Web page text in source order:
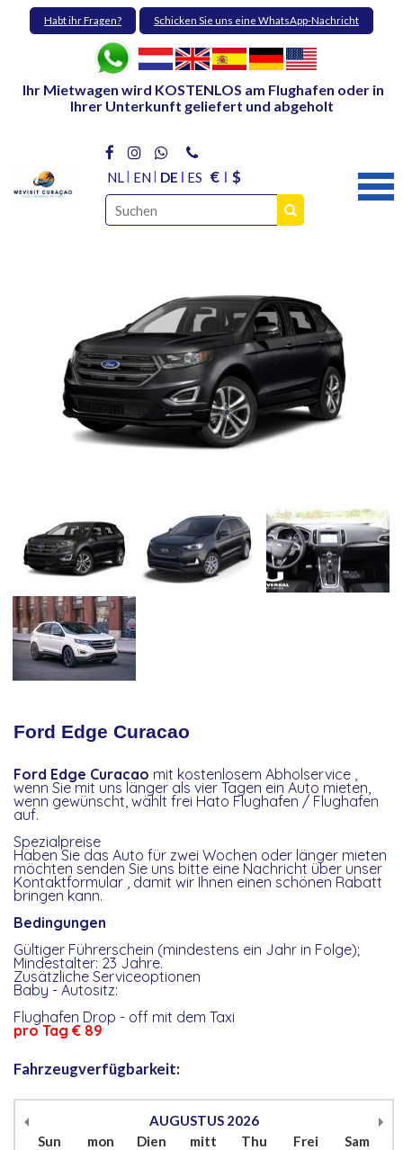
Habt ihr Fragen? Schicken Sie uns eine WhatsApp-Nachricht
Ihr Mietwagen wird KOSTENLOS am Flughafen oder in
Ihrer Unterkunft geliefert und abgeholt
NL EN DE ES € $
Ford Edge Curacao
Ford Edge Curacao mit kostenlosem Abholservice ,
wenn Sie mit uns länger als vier Tagen ein Auto mieten,
wenn gewünscht, wählt frei Hato Flughafen / Flughafen
auf.
Spezialpreise
Haben Sie das Auto für zwei Wochen oder länger mieten
möchten senden Sie uns bitte eine Nachricht über unser
Kontaktformular , damit wir Ihnen einen schönen Rabatt
bringen kann.
Bedingungen
Gültiger Führerschein (mindestens ein Jahr in Folge);
Mindestalter: 23 Jahre.
Zusätzliche Serviceoptionen
Baby - Autositz:
Flughafen Drop - off mit dem Taxi
pro Tag € 89
Fahrzeugverfügbarkeit:
AUGUSTUS 2026
Sun
mon Dien mitt Thu Frei
Sam